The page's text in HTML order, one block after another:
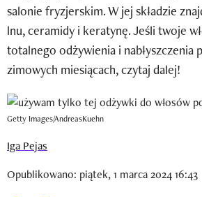
Klub Recenzentki
Newsy
Newsletter
Wizaz Summer Influ School
salonie fryzjerskim. W jej składzie
lnu, ceramidy i keratynę. Jeśli twoje
totalnego odżywienia i nabłyszczenia
zimowych miesiącach, czytaj dalej!
Getty Images/AndreasKuehn
Iga Pejas
Opublikowano: piątek, 1 marca 2024 16:43